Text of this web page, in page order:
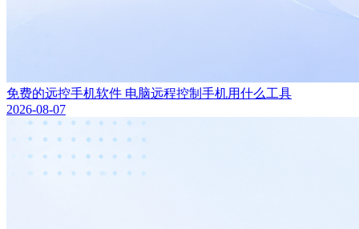
免费的远控手机软件 电脑远程控制手机用什么工具
2026-08-07